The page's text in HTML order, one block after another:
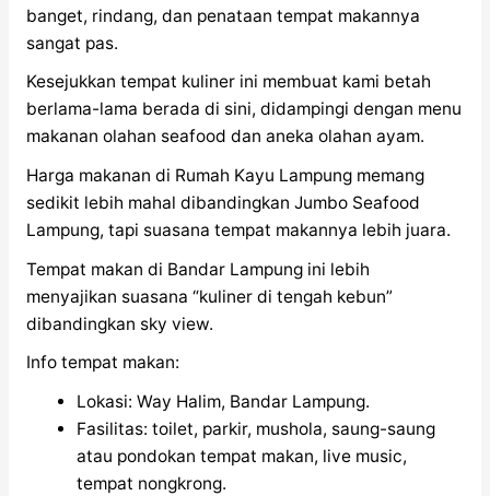
banget, rindang, dan penataan tempat makannya
sangat pas.
Kesejukkan tempat kuliner ini membuat kami betah
berlama-lama berada di sini, didampingi dengan menu
makanan olahan seafood dan aneka olahan ayam.
Harga makanan di Rumah Kayu Lampung memang
sedikit lebih mahal dibandingkan Jumbo Seafood
Lampung, tapi suasana tempat makannya lebih juara.
Tempat makan di Bandar Lampung ini lebih
menyajikan suasana “kuliner di tengah kebun”
dibandingkan sky view.
Info tempat makan:
Lokasi: Way Halim, Bandar Lampung.
Fasilitas: toilet, parkir, mushola, saung-saung
atau pondokan tempat makan, live music,
tempat nongkrong.